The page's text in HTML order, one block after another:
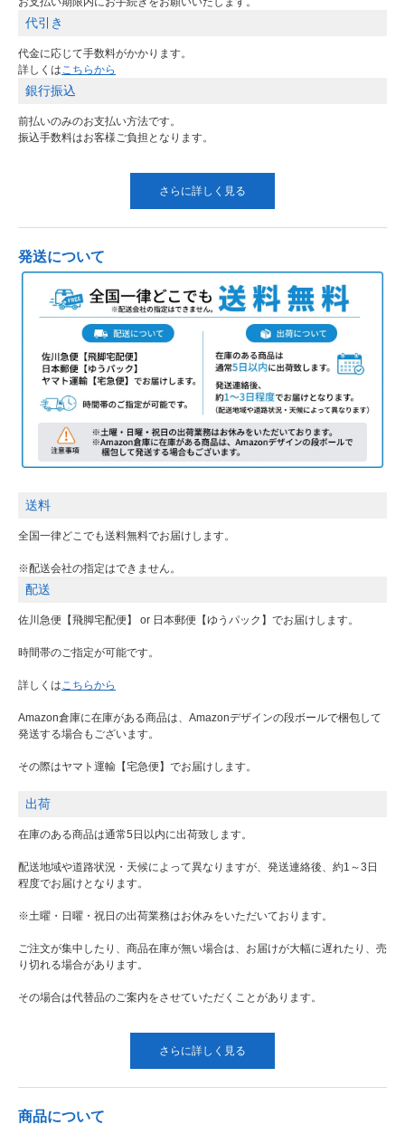
代引き
代金に応じて手数料がかかります。
詳しくはこちらから
銀行振込
前払いのみのお支払い方法です。
振込手数料はお客様ご負担となります。
さらに詳しく見る
発送について
送料
全国一律どこでも送料無料でお届けします。
※配送会社の指定はできません。
配送
佐川急便【飛脚宅配便】 or 日本郵便【ゆうパック】でお届けします。
時間帯のご指定が可能です。
詳しくはこちらから
Amazon倉庫に在庫がある商品は、Amazonデザインの段ボールで梱包して
発送する場合もございます。
その際はヤマト運輸【宅急便】でお届けします。
出荷
在庫のある商品は通常5日以内に出荷致します。
配送地域や道路状況・天候によって異なりますが、発送連絡後、約1～3日
程度でお届けとなります。
※土曜・日曜・祝日の出荷業務はお休みをいただいております。
ご注文が集中したり、商品在庫が無い場合は、お届けが大幅に遅れたり、売
り切れる場合があります。
その場合は代替品のご案内をさせていただくことがあります。
さらに詳しく見る
商品について